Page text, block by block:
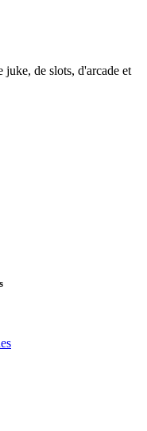
de slots, d'arcade et